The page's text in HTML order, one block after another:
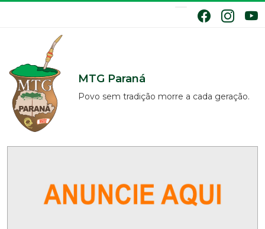
MTG Paraná
Povo sem tradição morre a cada geração.